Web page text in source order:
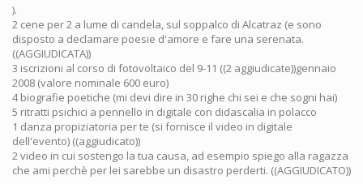
).
2 cene per 2 a lume di candela, sul soppalco di Alcatraz (e sono
disposto a declamare poesie d'amore e fare una serenata.
((AGGIUDICATA))
3 iscrizioni al corso di fotovoltaico del 9-11 ((2 aggiudicate))gennaio
2008 (valore nominale 600 euro)
4 biografie poetiche (mi devi dire in 30 righe chi sei e che sogni hai)
5 ritratti psichici a pennello in digitale con didascalia in polacco
1 danza propiziatoria per te (si fornisce il video in digitale
dell'evento) ((aggiudicato))
2 video in cui sostengo la tua causa, ad esempio spiego alla ragazza
che ami perchè per lei sarebbe un disastro perderti. ((AGGIUDICATO))